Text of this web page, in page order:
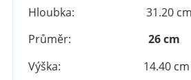
Hloubka: 31.20 cm
Průměr:
26 cm
Výška: 14.40 cm